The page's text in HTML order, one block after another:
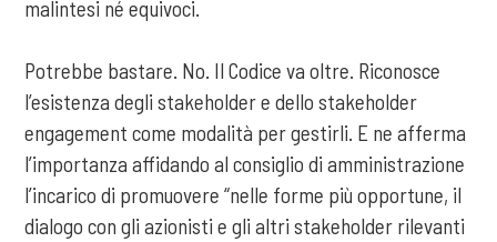
malintesi né equivoci.
Potrebbe bastare. No. Il Codice va oltre. Riconosce
l’esistenza degli stakeholder e dello stakeholder
engagement come modalità per gestirli. E ne afferma
l’importanza affidando al consiglio di amministrazione
l’incarico di promuovere “nelle forme più opportune, il
dialogo con gli azionisti e gli altri stakeholder rilevanti